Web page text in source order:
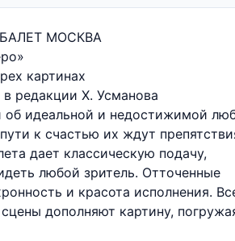
МОСКВА
картинах
редакции Х. Усманова
об идеальной и недостижимой
к счастью их ждут
дает классическую подачу,
любой зритель. Отточенные
и красота исполнения.
дополняют картину,